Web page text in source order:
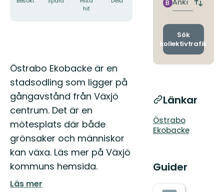
hit
Beskrivning
Östrabo Ekobacke är en
stadsodling som ligger på
gångavstånd från Växjö
centrum. Det är en
mötesplats där både
grönsaker och människor
kan växa. Läs mer på Växjö
kommuns hemsida.
Läs mer
Ankomst
B
Byt
och
Sök
kollektivtrafik
Länkar
Östrabo
Ekobacke
Guider